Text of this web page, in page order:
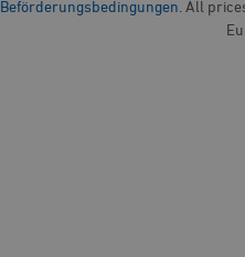
Beförderungsbedingungen . All